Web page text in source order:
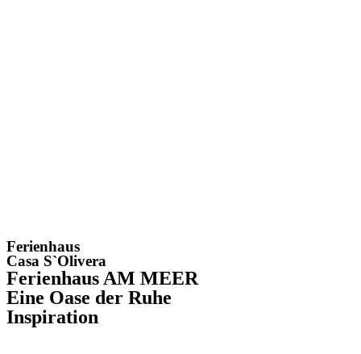
Ferienhaus
Casa S`Olivera
Ferienhaus AM MEER
Eine Oase der Ruhe
Inspiration